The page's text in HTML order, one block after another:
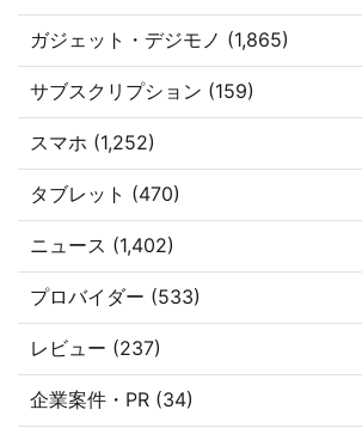
ガジェット・デジモノ (1,865)
サブスクリプション (159)
スマホ (1,252)
タブレット (470)
ニュース (1,402)
プロバイダー (533)
レビュー (237)
企業案件・PR (34)